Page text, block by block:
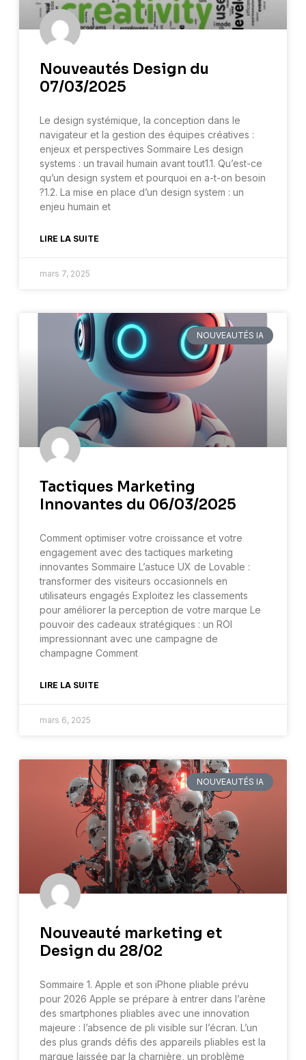
Nouveautés Design du
07/03/2025
Le design systémique, la conception dans le
navigateur et la gestion des équipes créatives :
enjeux et perspectives Sommaire Les design
systems : un travail humain avant tout1.1. Qu’est-ce
qu’un design system et pourquoi en a-t-on besoin
?1.2. La mise en place d’un design system : un
enjeu humain et
LIRE LA SUITE
mars 7, 2025
NOUVEAUTÉS IA
Tactiques Marketing
Innovantes du 06/03/2025
Comment optimiser votre croissance et votre
engagement avec des tactiques marketing
innovantes Sommaire L’astuce UX de Lovable :
transformer des visiteurs occasionnels en
utilisateurs engagés Exploitez les classements
pour améliorer la perception de votre marque Le
pouvoir des cadeaux stratégiques : un ROI
impressionnant avec une campagne de
champagne Comment
LIRE LA SUITE
mars 6, 2025
NOUVEAUTÉS IA
Nouveauté marketing et
Design du 28/02
Sommaire 1. Apple et son iPhone pliable prévu
pour 2026 Apple se prépare à entrer dans l’arène
des smartphones pliables avec une innovation
majeure : l’absence de pli visible sur l’écran. L’un
des plus grands défis des appareils pliables est la
marque laissée par la charnière, un problème